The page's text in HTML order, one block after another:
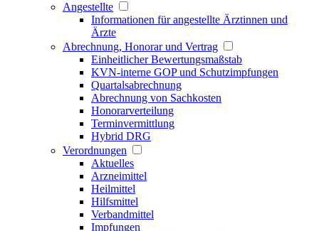
Angestellte
Informationen für angestellte Ärztinnen und
Ärzte
Abrechnung, Honorar und Vertrag
Einheitlicher Bewertungsmaßstab
KVN-interne GOP und Schutzimpfungen
Quartalsabrechnung
Abrechnung von Sachkosten
Honorarverteilung
Terminvermittlung
Hybrid DRG
Verordnungen
Aktuelles
Arzneimittel
Heilmittel
Hilfsmittel
Verbandmittel
Impfungen